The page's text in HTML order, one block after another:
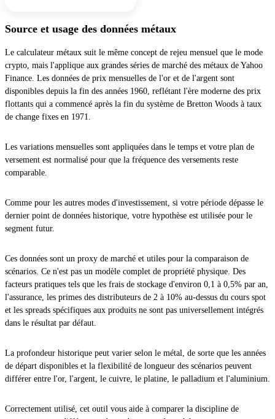
Source et usage des données métaux
Le calculateur métaux suit le même concept de rejeu mensuel que le mode
crypto, mais l'applique aux grandes séries de marché des métaux de Yahoo
Finance. Les données de prix mensuelles de l'or et de l'argent sont
disponibles depuis la fin des années 1960, reflétant l'ère moderne des prix
flottants qui a commencé après la fin du système de Bretton Woods à taux
de change fixes en 1971.
Les variations mensuelles sont appliquées dans le temps et votre plan de
versement est normalisé pour que la fréquence des versements reste
comparable.
Comme pour les autres modes d'investissement, si votre période dépasse le
dernier point de données historique, votre hypothèse est utilisée pour le
segment futur.
Ces données sont un proxy de marché et utiles pour la comparaison de
scénarios. Ce n'est pas un modèle complet de propriété physique. Des
facteurs pratiques tels que les frais de stockage d'environ 0,1 à 0,5% par an,
l'assurance, les primes des distributeurs de 2 à 10% au-dessus du cours spot
et les spreads spécifiques aux produits ne sont pas universellement intégrés
dans le résultat par défaut.
La profondeur historique peut varier selon le métal, de sorte que les années
de départ disponibles et la flexibilité de longueur des scénarios peuvent
différer entre l'or, l'argent, le cuivre, le platine, le palladium et l'aluminium.
Correctement utilisé, cet outil vous aide à comparer la discipline de